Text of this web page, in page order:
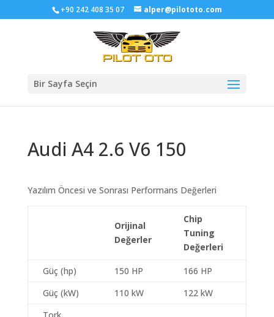
+90 242 408 35 07 alper@pilototo.com
Bir Sayfa Seçin
Audi A4 2.6 V6 150
Yazılım Öncesi ve Sonrası Performans Değerleri
Orijinal
Değerler
Chip
Tuning
Değerleri
Güç (hp) 150 HP
166 HP
Güç (kW)
110 kW
122 kW